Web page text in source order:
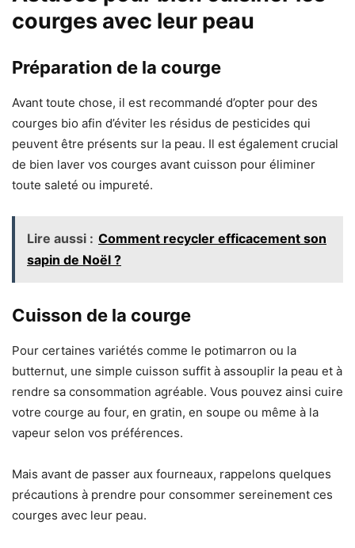
courges avec leur peau
Préparation de la courge
Avant toute chose, il est recommandé d’opter pour des
courges bio afin d’éviter les résidus de pesticides qui
peuvent être présents sur la peau. Il est également crucial
de bien laver vos courges avant cuisson pour éliminer
toute saleté ou impureté.
Lire aussi : Comment recycler efficacement son
sapin de Noël ?
Cuisson de la courge
Pour certaines variétés comme le potimarron ou la
butternut, une simple cuisson suffit à assouplir la peau et à
rendre sa consommation agréable. Vous pouvez ainsi cuire
votre courge au four, en gratin, en soupe ou même à la
vapeur selon vos préférences.
Mais avant de passer aux fourneaux, rappelons quelques
précautions à prendre pour consommer sereinement ces
courges avec leur peau.